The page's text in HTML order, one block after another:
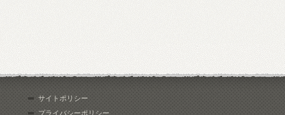
サイトポリシー
プライバシーポリシー